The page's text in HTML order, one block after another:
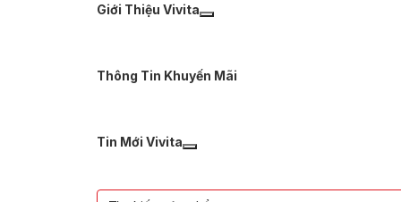
Giới Thiệu Vivita
Thông Tin Khuyến Mãi
Tin Mới Vivita